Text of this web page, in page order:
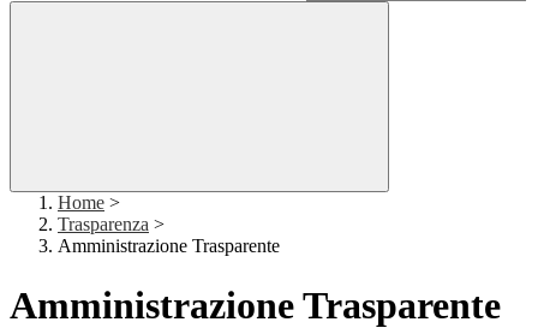
Home >
Trasparenza >
Amministrazione Trasparente
Amministrazione Trasparente